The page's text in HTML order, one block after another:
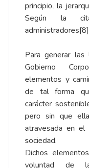
principio, la
Según la
Para generar las
Gobierno
elementos y
de tal forma
carácter
pero sin que
atravesada en
sociedad.
Dichos
voluntad de